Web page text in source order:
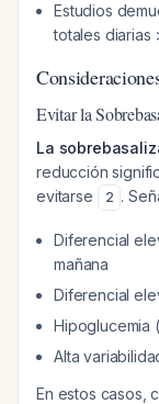
Estudios
totales diarias
Evitar la
La
reducción
evitarse
2 .
Diferencial
mañana
Diferencial
Hipoglucemia
Alta
En estos casos,